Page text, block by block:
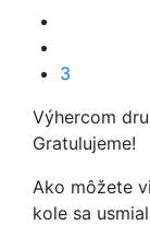
3
Výhercom
Gratulujeme!
Ako môžete
kole sa